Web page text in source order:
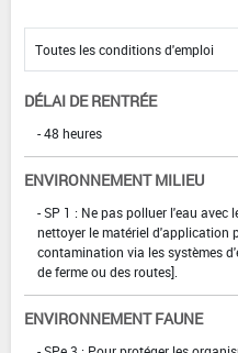
DÉLAI DE RENTRÉE
- 48 heures
ENVIRONNEMENT MILIEU
- SP 1 : Ne pas polluer l'eau
nettoyer le matériel d'application
contamination via les systèmes
de ferme ou des routes].
ENVIRONNEMENT FAUNE